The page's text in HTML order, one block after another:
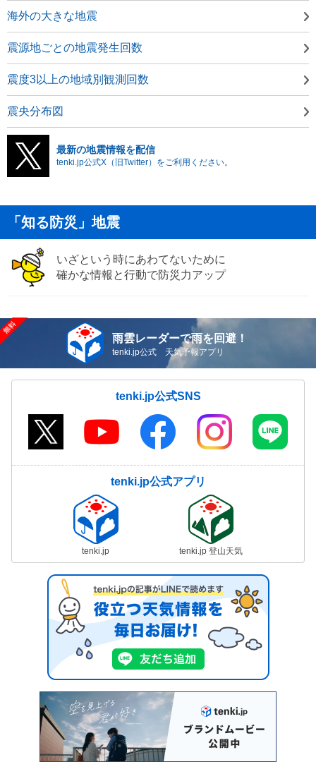
海外の大きな地震
震源地ごとの地震発生回数
震度3以上の地域別観測回数
震央分布図
最新の地震情報を配信
tenki.jp公式X（旧Twitter）をご利用ください。
「知る防災」地震
いざという時にあわてないために
確かな情報と行動で防災力アップ
雨雲レーダーで雨を回避！
tenki.jp公式 天気予報アプリ
tenki.jp公式SNS
tenki.jp公式アプリ
tenki.jp tenki.jp 登山天気